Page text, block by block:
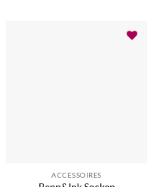
ACCESSOIRES